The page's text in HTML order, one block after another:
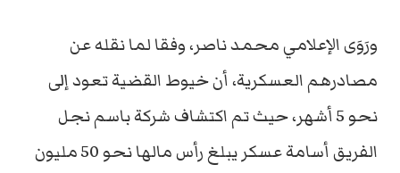
ورَوَى الإعلامي محمد ناصر، وفقا لما نقله عن
مصادرهم العسكرية، أن خيوط القضية تعود إلى
نحو 5 أشهر، حيث تم اكتشاف شركة باسم نجل
الفريق أسامة عسكر يبلغ رأس مالها نحو 50 مليون